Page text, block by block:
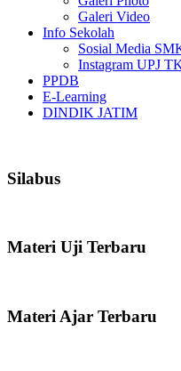
Galeri Video
Info Sekolah
Sosial Media
Instagram UPJ
PPDB
E-Learning
DINDIK JATIM
Silabus
Materi Uji Terbaru
Materi Ajar Terbaru